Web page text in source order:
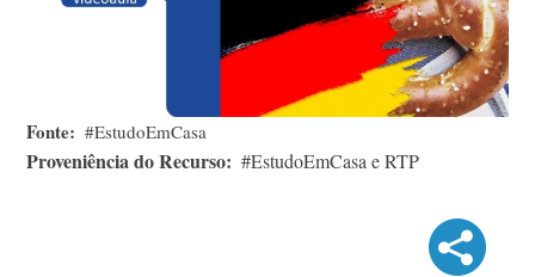
Fonte #EstudoEmCasa
Proveniência do Recurso #EstudoEmCasa e RTP